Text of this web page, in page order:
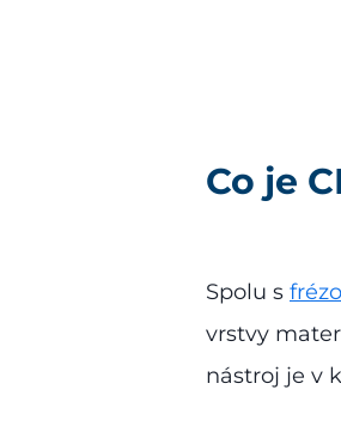
Co je
Spolu s
vrstvy
nástroj je v